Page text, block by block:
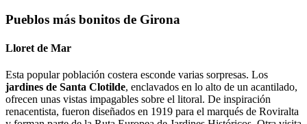
Pueblos más bonitos de Girona
Lloret de Mar
Esta popular población costera esconde varias sorpresas. Los
jardines de Santa Clotilde, enclavados en lo alto de un acantilado,
ofrecen unas vistas impagables sobre el litoral. De inspiración
renacentista, fueron diseñados en 1919 para el marqués de Roviralta